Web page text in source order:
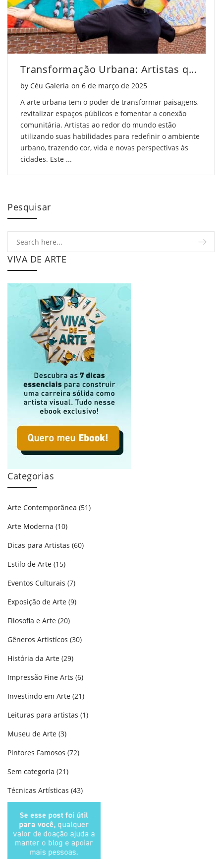
Transformação Urbana: Artistas que Mudam Paisagens
by Céu Galeria on Posted on
6 de março de 2025
A arte urbana tem o poder de transformar paisagens,
revitalizar espaços públicos e fomentar a conexão
comunitária. Artistas ao redor do mundo estão
utilizando suas habilidades para redefinir o ambiente
urbano, trazendo cor, vida e novas perspectivas às
cidades. Este ...
Pesquisar
VIVA DE ARTE
Categorias
Arte Contemporânea (51)
Arte Moderna (10)
Dicas para Artistas (60)
Estilo de Arte (15)
Eventos Culturais (7)
Exposição de Arte (9)
Filosofia e Arte (20)
Gêneros Artistícos (30)
História da Arte (29)
Impressão Fine Arts (6)
Investindo em Arte (21)
Leituras para artistas (1)
Museu de Arte (3)
Pintores Famosos (72)
Sem categoria (21)
Técnicas Artísticas (43)